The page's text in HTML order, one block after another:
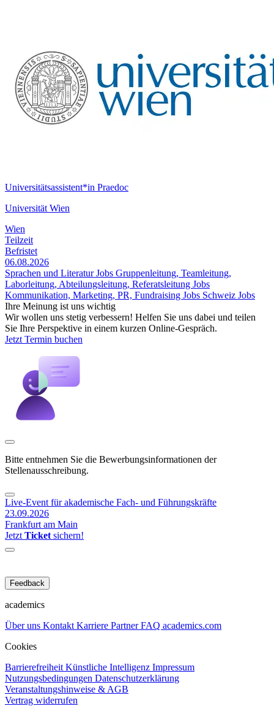
Universitätsassistent*in Praedoc
Universität Wien
Wien
Teilzeit
Befristet
06.08.2026
Sprachen und Literatur Jobs Gruppenleitung, Teamleitung,
Laborleitung, Abteilungsleitung, Referatsleitung Jobs
Kommunikation, Marketing, PR, Fundraising Jobs Schweiz Jobs
Ihre Meinung ist uns wichtig
Wir wollen uns stetig verbessern! Helfen Sie uns dabei und teilen
Sie Ihre Perspektive in einem kurzen Online-Gespräch.
Jetzt Termin buchen
Bitte entnehmen Sie die Bewerbungsinformationen der
Stellenausschreibung.
Live-Event für akademische Fach- und Führungskräfte
23.09.2026
Frankfurt am Main
Jetzt Ticket sichern!
Feedback
academics
Über uns Kontakt Karriere PartnerFAQ academics.com
Cookies
Barrierefreiheit Künstliche Intelligenz Impressum
Nutzungsbedingungen Datenschutzerklärung
Veranstaltungshinweise & AGB
Vertrag widerrufen